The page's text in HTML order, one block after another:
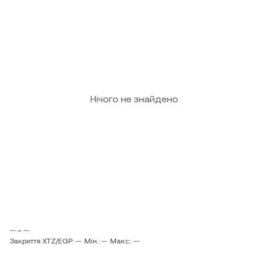
Нічого не знайдено
-- ~ --
Закриття XTZ/EGP: -- Мін.: -- Макс.: --